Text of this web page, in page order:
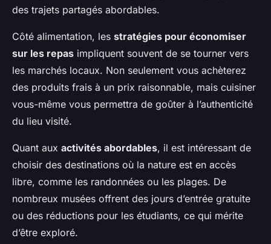
des trajets partagés abordables.
Côté alimentation, les stratégies pour économiser
sur les repas impliquent souvent de se tourner vers
les marchés locaux. Non seulement vous achèterez
des produits frais à un prix raisonnable, mais cuisiner
vous-même vous permettra de goûter à l’authenticité
du lieu visité.
Quant aux activités abordables, il est intéressant de
choisir des destinations où la nature est en accès
libre, comme les randonnées ou les plages. De
nombreux musées offrent des jours d’entrée gratuite
ou des réductions pour les étudiants, ce qui mérite
d’être exploré.